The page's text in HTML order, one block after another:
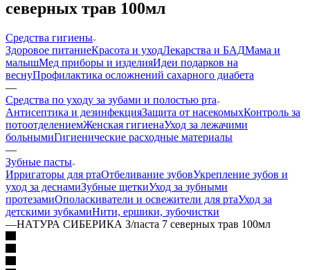
северных трав 100мл
Средства гигиены
Здоровое питаниеКрасота и уходЛекарства и БАДМама и
малышМед приборы и изделияИдеи подарков на
веснуПрофилактика осложнений сахарного диабета
—
Средства по уходу за зубами и полостью рта
Антисептика и дезинфекцияЗащита от насекомыхКонтроль за
потоотделениемЖенская гигиенаУход за лежачими
больнымиГигиенические расходные материалы
—
Зубные пасты
Ирригаторы для ртаОтбеливание зубовУкрепление зубов и
уход за деснамиЗубные щеткиУход за зубными
протезамиОполаскиватели и освежители для ртаУход за
детскими зубкамиНити, ершики, зубочистки
—НАТУРА СИБЕРИКА З/паста 7 северных трав 100мл